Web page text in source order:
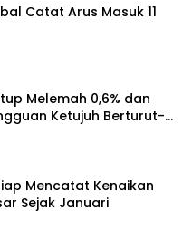
Catat Arus Masuk 11
Melemah 0,6% dan
Ketujuh Berturut-
Mencatat Kenaikan
Sejak Januari